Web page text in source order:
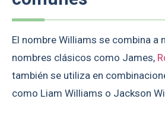
El nombre Williams se combina a
nombres clásicos como James,
también se utiliza en
como Liam Williams o Jackson